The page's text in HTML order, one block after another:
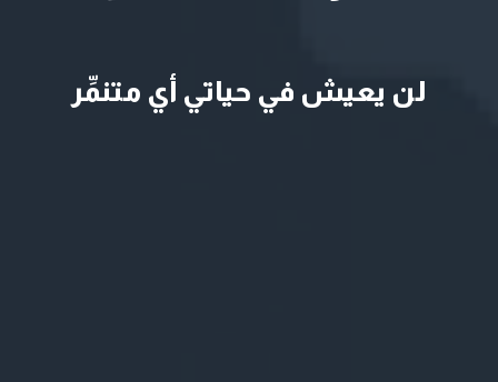
لن يعيش في حياتي أي متنمِّر